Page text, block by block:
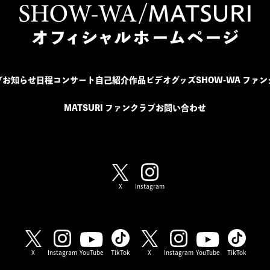
お知らせ 日程コンサート 自己紹介作品ビデオグッズSHOW-WA ファン
MATSURI ファンクラブ お問い合わせ
X Instagram
X Instagram YouTube TikTok X Instagram YouTube TikTok